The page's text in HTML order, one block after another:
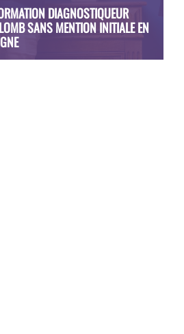
DIAGNOSTIQUEUR
SANS MENTION INITIALE EN